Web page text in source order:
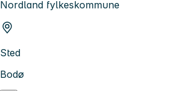
Nordland fylkeskommune
Sted
Bodø